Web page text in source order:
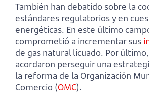
También han debatido sobre la
estándares regulatorios y en
energéticas. En este último
comprometió a incrementar sus
de gas natural licuado. Por
acordaron perseguir una
la reforma de la Organización
Comercio (OMC).